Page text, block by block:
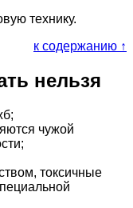
технику.
к содержанию ↑
нельзя
чужой
токсичные